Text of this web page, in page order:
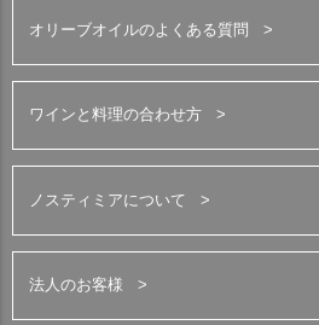
オリーブオイルのよくある質問
ワインと料理の合わせ方
ノスティミアについて
法人のお客様